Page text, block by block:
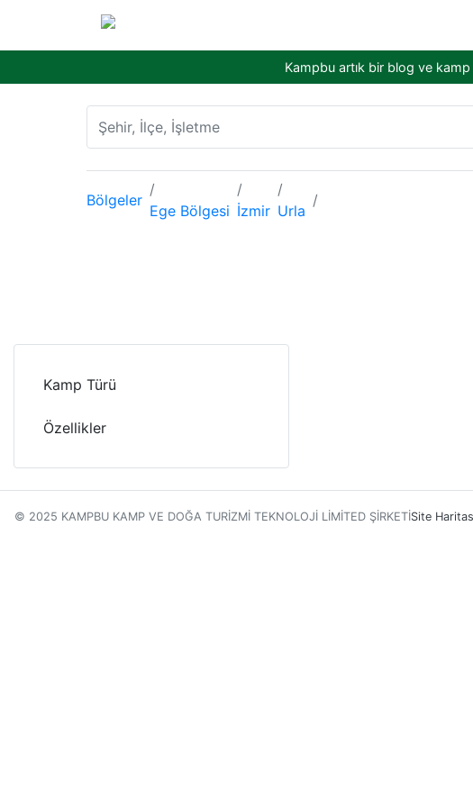
Kampbu artık bir blog ve
Bölgeler
Ege Bölgesi İzmir Urla
Kamp Türü
Özellikler
© 2025 KAMPBU KAMP VE DOĞA TURİZMİ TEKNOLOJİ LİMİTED ŞİRKETİSite